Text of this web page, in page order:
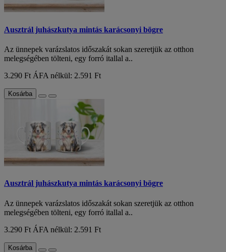
Ausztrál juhászkutya mintás karácsonyi bögre
Az ünnepek varázslatos időszakát sokan szeretjük az otthon
melegségében tölteni, egy forró itallal a..
3.290 Ft ÁFA nélkül: 2.591 Ft
Kosárba
Ausztrál juhászkutya mintás karácsonyi bögre
Az ünnepek varázslatos időszakát sokan szeretjük az otthon
melegségében tölteni, egy forró itallal a..
3.290 Ft ÁFA nélkül: 2.591 Ft
Kosárba